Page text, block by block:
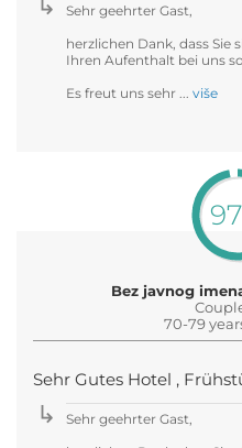
Sehr geehrter Gast,
herzlichen Dank, dass Sie
Ihren Aufenthalt bei uns
Es freut uns sehr ... više
Bez javnog
70-79
Sehr Gutes Hotel ,
Sehr geehrter Gast,